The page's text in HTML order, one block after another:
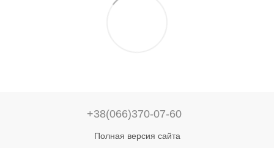
+38(066)370-07-60
Полная версия сайта